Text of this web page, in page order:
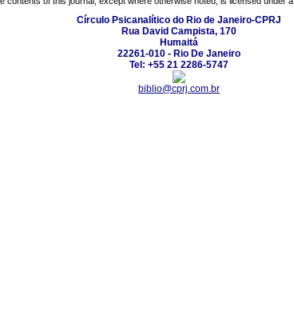
Círculo Psicanalítico do Rio de Janeiro-CPRJ
Rua David Campista, 170
Humaitá
22261-010 - Rio De Janeiro
Tel: +55 21 2286-5747
biblio@cprj.com.br